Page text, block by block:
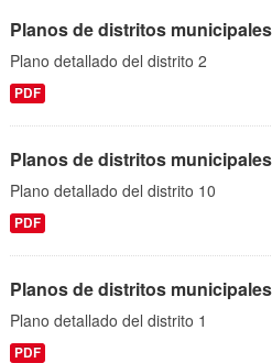
Planos de distritos
Plano detallado del distrito 2
PDF
Planos de distritos
Plano detallado del distrito 10
PDF
Planos de distritos
Plano detallado del distrito 1
PDF